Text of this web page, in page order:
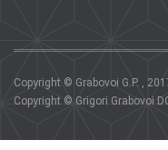
Copyright © Grabovoi G.P. ,
Copyright © Grigori Grabovoi